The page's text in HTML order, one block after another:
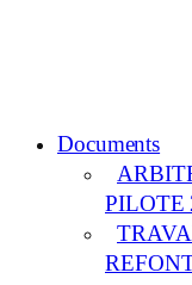
Documents
PILOTE